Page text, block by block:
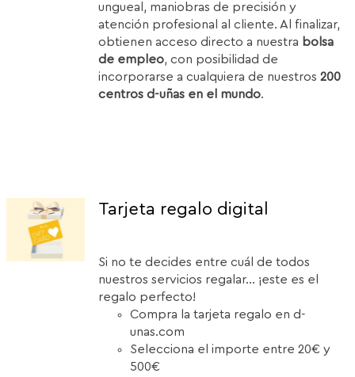
ungueal, maniobras de precisión y
atención profesional al cliente. Al finalizar,
obtienen acceso directo a nuestra bolsa
de empleo, con posibilidad de
incorporarse a cualquiera de nuestros200
centros d-uñas en el mundo.
Tarjeta regalo digital
Si no te decides entre cuál de todos
nuestros servicios regalar... ¡este es el
regalo perfecto!
Compra la tarjeta regalo en d-
unas.com
Selecciona el importe entre 20€ y
500€